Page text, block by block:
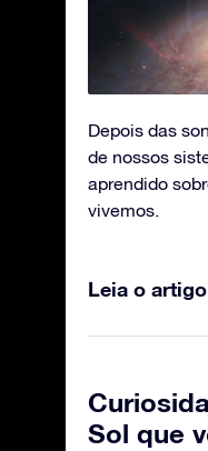
Depois das
de nossos
aprendido
vivemos.
Leia o
Sol que